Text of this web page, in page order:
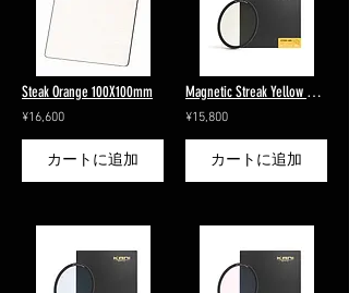
Steak Orange 100X100mm
¥16,600
カートに追加
Magnetic Streak Yellow HT100IV-M95 / Anamorphic
¥15,800
カートに追加